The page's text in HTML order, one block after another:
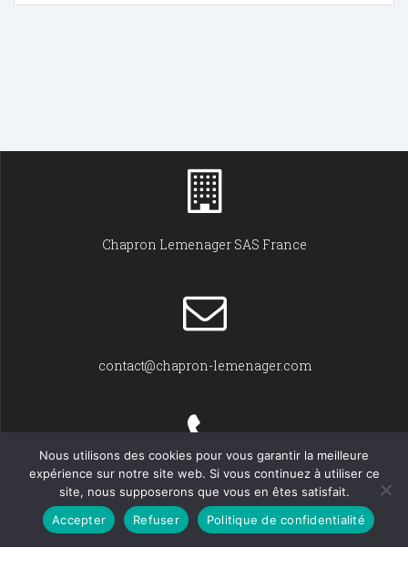
Chapron Lemenager SAS France
contact@chapron-lemenager.com
+33 (0)2 31 22 02 55
Nous utilisons des cookies pour vous garantir la meilleure
expérience sur notre site web. Si vous continuez à utiliser ce
site, nous supposerons que vous en êtes satisfait.
Accepter
Refuser Politique de confidentialité